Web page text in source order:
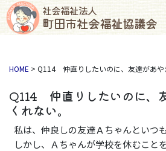
社会福祉法人
町田市社会福祉協議会
コンテンツへスキップ
メインナビゲーション
HOME > Q114 仲直りしたいのに、友達があや
Q114 仲直りしたいのに、
くれない。
私は、仲良しの友達Ａちゃんといつ
しかし、Ａちゃんが学校を休むこと